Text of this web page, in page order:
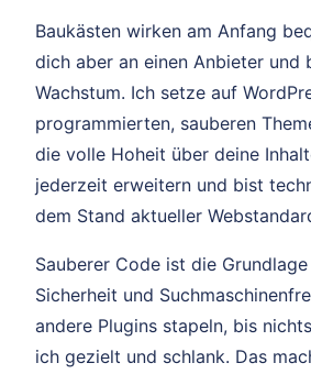
Baukästen wirken am Anfang
dich aber an einen Anbieter und
Wachstum. Ich setze auf
programmierten, sauberen
die volle Hoheit über deine
jederzeit erweitern und bist
dem Stand aktueller
Sauberer Code ist die
Sicherheit und
andere Plugins stapeln, bis
ich gezielt und schlank. Das